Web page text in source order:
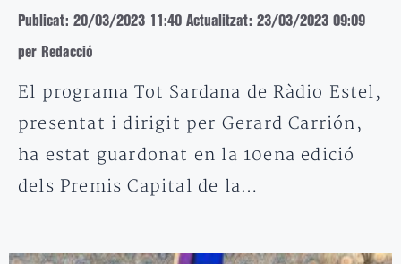
Publicat: 20/03/2023 11:40 Actualitzat: 23/03/2023 09:09
per Redacció
El programa Tot Sardana de Ràdio Estel,
presentat i dirigit per Gerard Carrión,
ha estat guardonat en la 10ena edició
dels Premis Capital de la…